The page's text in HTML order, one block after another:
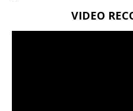
VIDEO